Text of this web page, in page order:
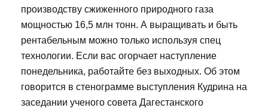
производству сжиженного природного газа
мощностью 16,5 млн тонн. А выращивать и быть
рентабельным можно только используя спец
технологии. Если вас огорчает наступление
понедельника, работайте без выходных. Об этом
говорится в стенограмме выступления Кудрина на
заседании ученого совета Дагестанского